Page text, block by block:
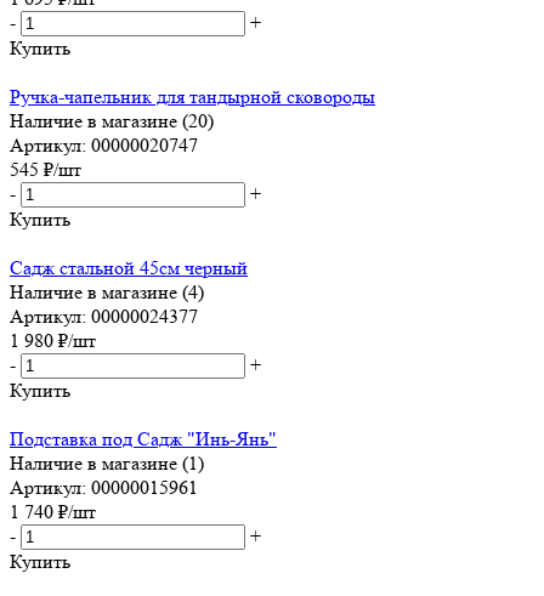
-
+
Купить
Ручка-чапельник для тандырной сковороды
Наличие в магазине (20)
Артикул: 00000020747
545 ₽/шт
-
+
Купить
Садж стальной 45см черный
Наличие в магазине (4)
Артикул: 00000024377
1 980 ₽/шт
-
+
Купить
Подставка под Садж "Инь-Янь"
Наличие в магазине (1)
Артикул: 00000015961
1 740 ₽/шт
-
+
Купить